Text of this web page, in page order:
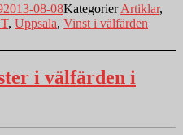
2013-08-08KategorierArtiklar,
, Uppsala, Vinst i välfärden
i välfärden i